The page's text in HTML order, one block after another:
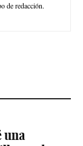
de redacción.
una